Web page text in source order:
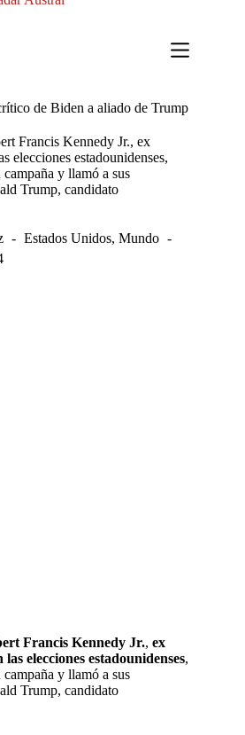
de Biden a aliado de Trump
Francis Kennedy Jr., ex
elecciones estadounidenses,
y llamó a sus
Trump, candidato
Estados Unidos, Mundo
Francis Kennedy Jr., ex
elecciones estadounidenses,
y llamó a sus
Trump, candidato